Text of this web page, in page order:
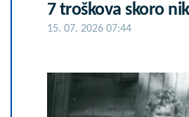
7 troškova skoro
15. 07. 2026 07:44